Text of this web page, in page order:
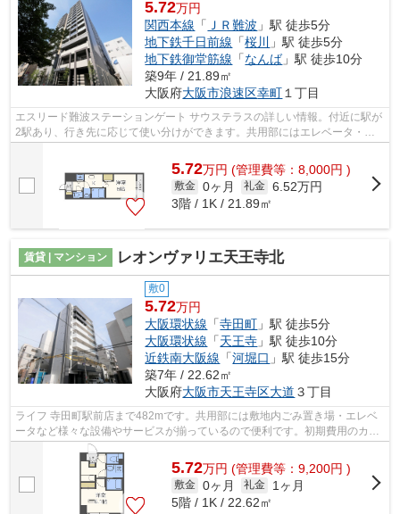
5.72万円
関西本線 「 ＪＲ難波 」駅 徒歩5分
地下鉄千日前線 「桜川
」駅 徒歩5分
地下鉄御堂筋線 「なんば」駅 徒歩10分
築9年 / 21.89㎡
大阪府大阪市浪速区幸町１丁目
エスリード難波ステーションゲート サウステラスの詳しい情報。付近に駅が
2駅あり、行き先に応じて使い分けができます。共用部にはエレベータ・敷
5.72万円 (管理費等：8,000円 )
敷金 0ヶ月 礼金 6.52万円
3階 / 1K / 21.89㎡
賃貸 | マンション レオンヴァリエ天王寺北
敷0
5.72万円
大阪環状線 「寺田町 」駅 徒歩5分
大阪環状線 「天王寺 」駅 徒歩10分
近鉄南大阪線 「河堀口 」駅 徒歩15分
築7年 / 22.62㎡
大阪府大阪市天王寺区大道 ３丁目
ライフ 寺田町駅前店まで482mです。共用部には敷地内ごみ置き場・エレベ
ータなど様々な設備やサービスが揃っているので便利です。初期費用のカー
ド決済ができます。こちらの物件はマン...
5.72万円 (管理費等：9,200円 )
敷金 0ヶ月 礼金
1ヶ月
5階 / 1K / 22.62㎡